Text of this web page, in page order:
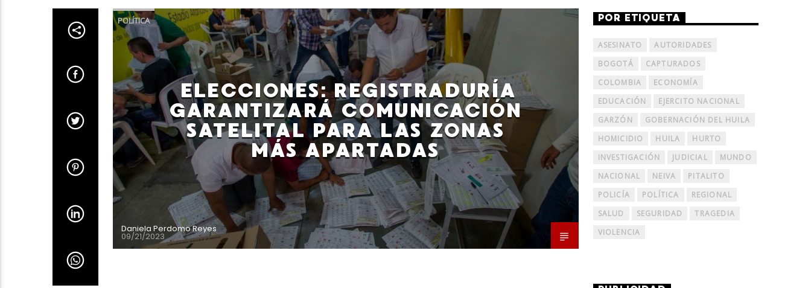
POLÍTICA
ELECCIONES: REGISTRADURÍA
GARANTIZARÁ COMUNICACIÓN
SATELITAL PARA LAS ZONAS
MÁS APARTADAS
Daniela Perdomo Reyes
09/21/2023
POR ETIQUETA
ASESINATO
AUTORIDADES
BOGOTÁ
CAPTURADOS
COLOMBIA
ECONOMÍA
EDUCACIÓN
EJERCITO NACIONAL
GARZÓN
GOBERNACIÓN DEL HUILA
HOMICIDIO
HUILA
HURTO
INVESTIGACIÓN
JUDICIAL
MUNDO
NACIONAL
NEIVA
PITALITO
POLICÍA
POLÍTICA
REGIONAL
SALUD
SEGURIDAD
TRAGEDIA
VIOLENCIA